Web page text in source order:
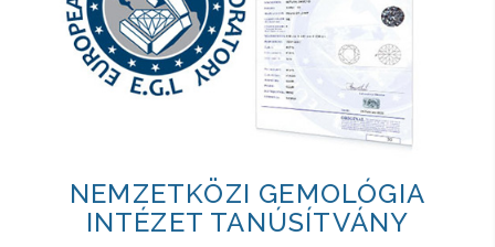
NEMZETKÖZI GEMOLÓGIA
INTÉZET TANÚSÍTVÁNY